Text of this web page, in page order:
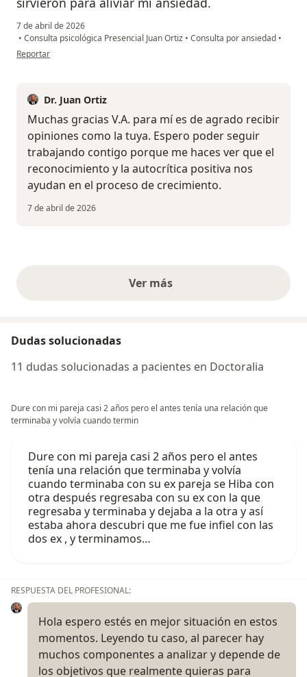
7 de abril de 2026
• Consulta psicológica Presencial Juan Ortiz • Consulta por ansiedad •
en opinión del usuario v.a.
Reportar
Dr. Juan Ortiz
Muchas gracias V.A. para mí es de agrado recibir
opiniones como la tuya. Espero poder seguir
trabajando contigo porque me haces ver que el
reconocimiento y la autocrítica positiva nos
ayudan en el proceso de crecimiento.
7 de abril de 2026
Ver másopiniones anteriores
Dudas solucionadas
11 dudas solucionadas a pacientes en Doctoralia
Dure con mi pareja casi 2 años pero el antes tenía una relación que
terminaba y volvía cuando termin
Dure con mi pareja casi 2 años pero el antes
tenía una relación que terminaba y volvía
cuando terminaba con su ex pareja se Hiba con
otra después regresaba con su ex con la que
regresaba y terminaba y dejaba a la otra y así
estaba ahora descubri que me fue infiel con las
dos ex , y terminamos…
RESPUESTA DEL PROFESIONAL:
Hola espero estés en mejor situación en estos
momentos. Leyendo tu caso, al parecer hay
muchos componentes a analizar y depende de
los objetivos que realmente quieras para